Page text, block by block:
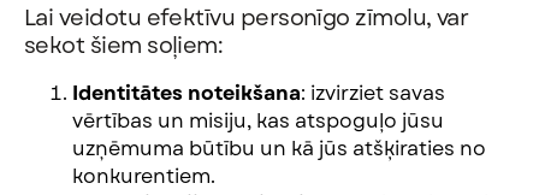
Lai veidotu efektīvu personīgo zīmolu, var
sekot šiem soļiem:
Identitātes noteikšana: izvirziet savas
vērtības un misiju, kas atspoguļo jūsu
uzņēmuma būtību un kā jūs atšķiraties no
konkurentiem.